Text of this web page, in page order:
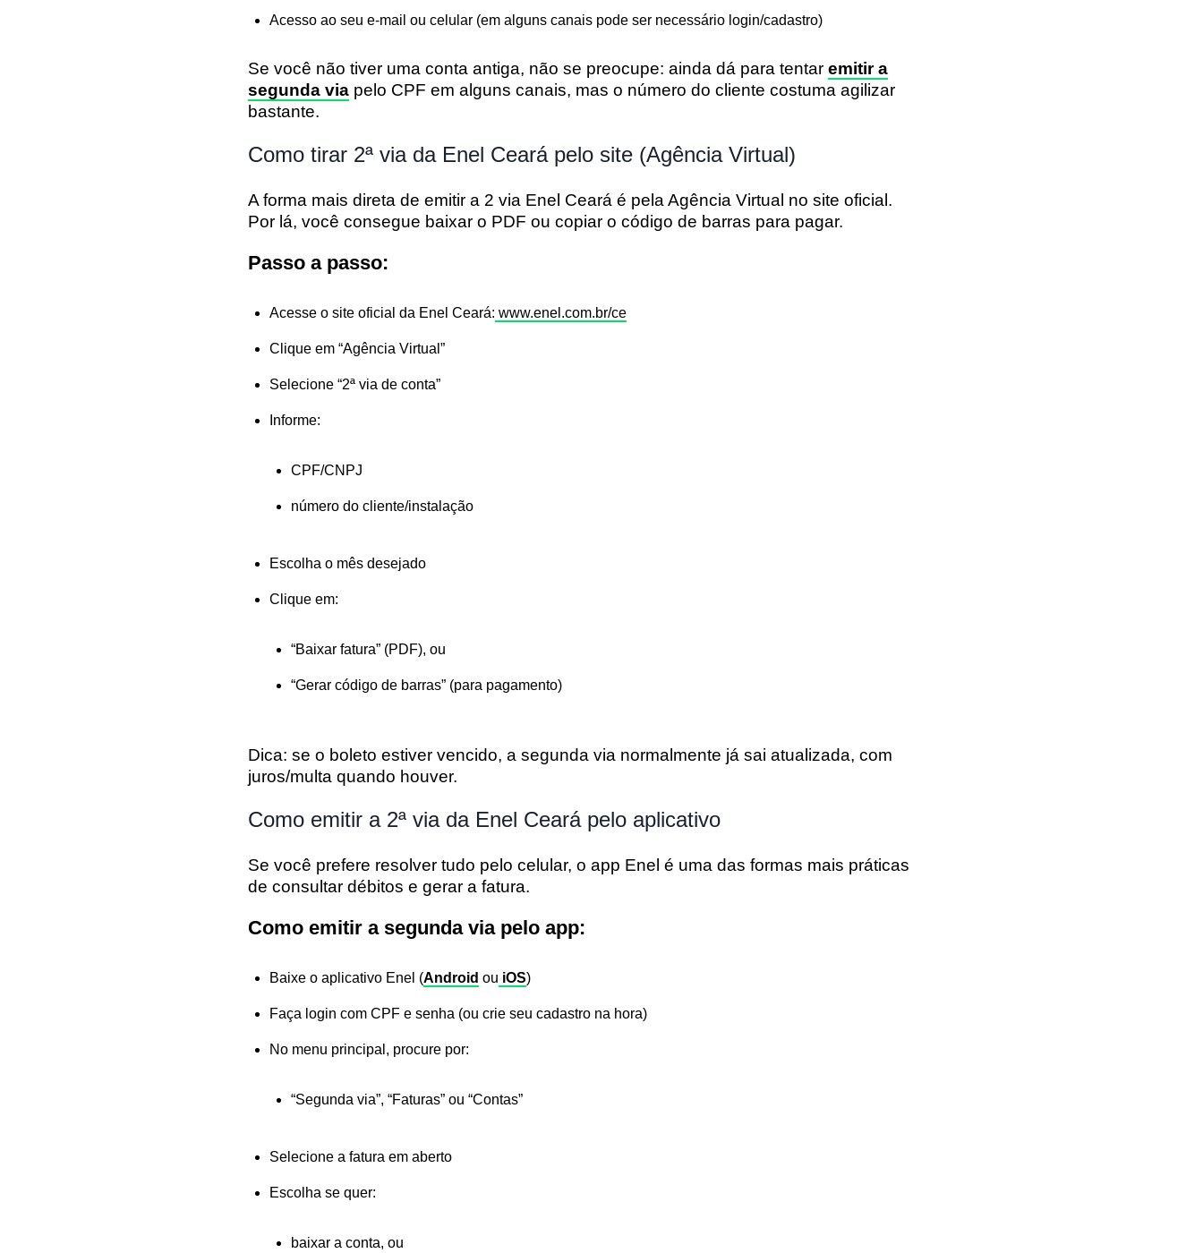
Acesso ao seu e-mail ou celular (em alguns canais pode ser necessário login/cadastro)
Se você não tiver uma conta antiga, não se preocupe: ainda dá para tentar emitir a
segunda via pelo CPF em alguns canais, mas o número do cliente costuma agilizar
bastante.
Como tirar 2ª via da Enel Ceará pelo site (Agência Virtual)
A forma mais direta de emitir a 2 via Enel Ceará é pela Agência Virtual no site oficial.
Por lá, você consegue baixar o PDF ou copiar o código de barras para pagar.
Passo a passo:
Acesse o site oficial da Enel Ceará: www.enel.com.br/ce
Clique em “Agência Virtual”
Selecione “2ª via de conta”
Informe:
CPF/CNPJ
número do cliente/instalação
Escolha o mês desejado
Clique em:
“Baixar fatura” (PDF), ou
“Gerar código de barras” (para pagamento)
Dica: se o boleto estiver vencido, a segunda via normalmente já sai atualizada, com
juros/multa quando houver.
Como emitir a 2ª via da Enel Ceará pelo aplicativo
Se você prefere resolver tudo pelo celular, o app Enel é uma das formas mais práticas
de consultar débitos e gerar a fatura.
Como emitir a segunda via pelo app:
Baixe o aplicativo Enel (Android ou iOS)
Faça login com CPF e senha (ou crie seu cadastro na hora)
No menu principal, procure por:
“Segunda via”, “Faturas” ou “Contas”
Selecione a fatura em aberto
Escolha se quer:
baixar a conta, ou